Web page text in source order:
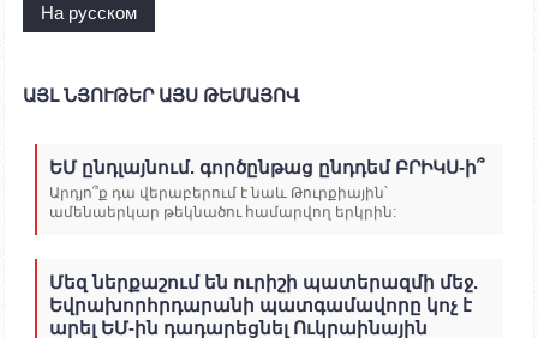
На русском
ԱՅԼ ՆՅՈՒԹԵՐ ԱՅՍ ԹԵՄԱՅՈՎ
ԵՄ ընդլայնում. գործընթաց ընդդեմ ԲՐԻԿՍ-ի՞
Արդյո՞ք դա վերաբերում է նաև Թուրքիային՝
ամենաերկար թեկնածու համարվող երկրին:
Մեզ ներքաշում են ուրիշի պատերազմի մեջ.
Եվրախորհրդարանի պատգամավորը կոչ է
արել ԵՄ-ին դադարեցնել Ուկրաինային